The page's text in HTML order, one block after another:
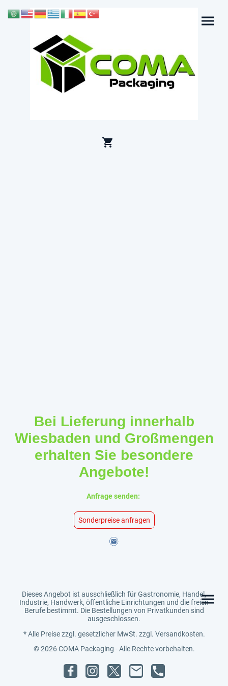
Bei Lieferung innerhalb
Wiesbaden und Großmengen
erhalten Sie besondere
Angebote!
Anfrage senden:
Sonderpreise anfragen
Dieses Angebot ist ausschließlich für Gastronomie, Handel,
Industrie, Handwerk, öffentliche Einrichtungen und die freien
Berufe bestimmt. Die Bestellungen von Privatkunden sind
ausgeschlossen.
* Alle Preise zzgl. gesetzlicher MwSt. zzgl. Versandkosten.
© 2026 COMA Packaging - Alle Rechte vorbehalten.